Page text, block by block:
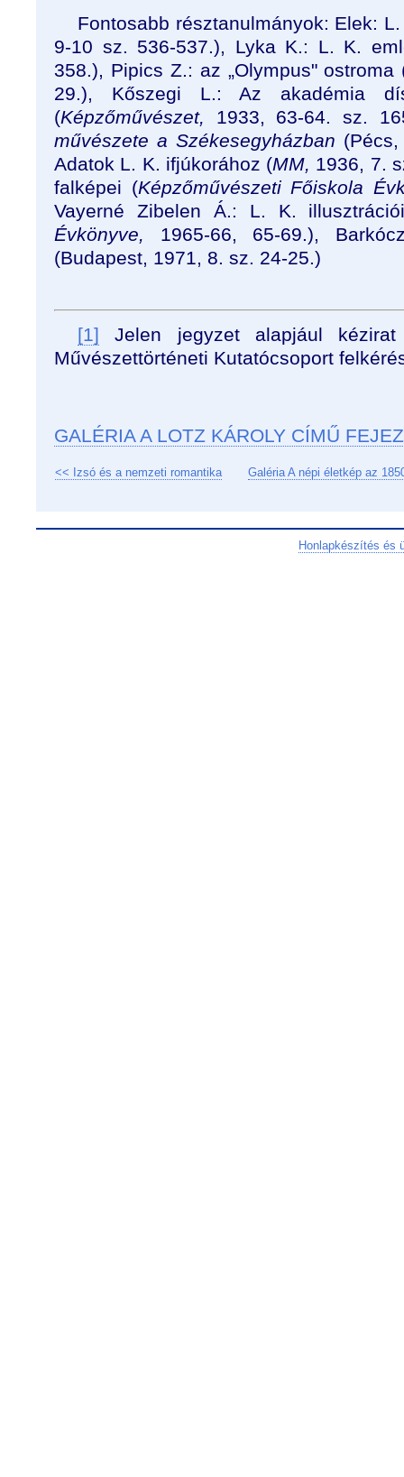
Fontosabb résztanulmányok: Elek:
9-10 sz. 536-537.), Lyka K.: L. K.
358.), Pipics Z.: az „Olympus" ostroma
29.), Kőszegi L.: Az akadémia
(Képzőművészet, 1933, 63-64. sz.
művészete a Székesegyházban
Adatok L. K. ifjúkorához (MM, 1936, 7.
falképei (Képzőművészeti Főiskola
Vayerné Zibelen Á.: L. K.
Évkönyve, 1965-66, 65-69.),
(Budapest, 1971, 8. sz. 24-25.)
[1] Jelen jegyzet alapjául
Művészettörténeti Kutatócsoport
GALÉRIA A LOTZ KÁROLY CÍMŰ
<< Izsó és a nemzeti romantika Galéria A népi életkép az
Honlapkészítés és